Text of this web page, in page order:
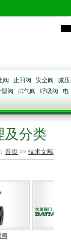
阀 止回阀 安全阀
减压
型阀 排气阀 呼吸阀
电
及分类
首页 >> 技术文献
阀